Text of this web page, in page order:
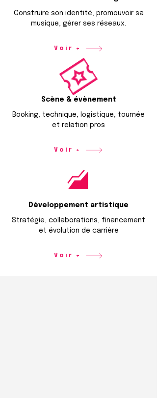
Construire son identité, promouvoir sa
musique, gérer ses réseaux.
Voir +
Scène & évènement
Booking, technique, logistique, tournée
et relation pros
Voir +
Développement artistique
Stratégie, collaborations, financement
et évolution de carrière
Voir +